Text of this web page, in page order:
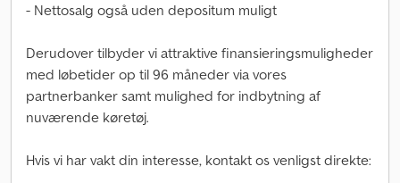
- Nettosalg også uden depositum muligt
Derudover tilbyder vi attraktive finansieringsmuligheder
med løbetider op til 96 måneder via vores
partnerbanker samt mulighed for indbytning af
nuværende køretøj.
Hvis vi har vakt din interesse, kontakt os venligst direkte: